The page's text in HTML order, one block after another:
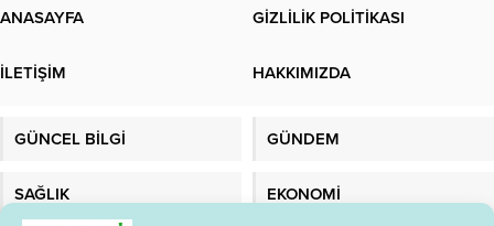
bulunmaktadır. İşte Türkiye’nin en
döneminde kilise olarak
cami olarak kullanılan terihi...
ANASAYFA GİZLİLİK POLİTİKASI
İLETİŞİM HAKKIMIZDA
GÜNCEL BİLGİ GÜNDEM
SAĞLIK EKONOMİ